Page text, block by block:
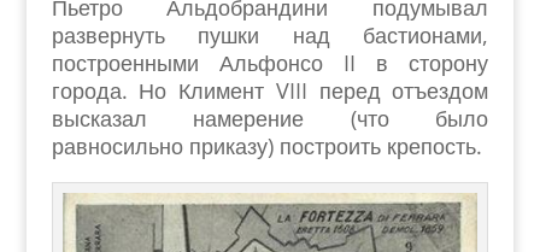
Пьетро Альдобрандини подумывал
развернуть пушки над бастионами,
построенными Альфонсо II в сторону
города. Но Климент VIII перед отъездом
высказал намерение (что было
равносильно приказу) построить крепость.